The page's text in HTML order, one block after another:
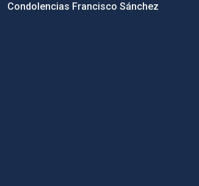
Condolencias Francisco Sánchez